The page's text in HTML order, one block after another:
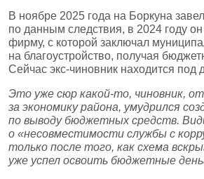
В ноябре 2025 года на Боркуна
по данным следствия, в 2024 году
фирму, с которой заключал
на благоустройство, получая
Сейчас экс‑чиновник находится
Это уже сюр какой‑то, чиновник,
за экономику района, умудрился
по выводу бюджетных средств.
о «несовместимости службы с
только после того, как схема
уже успел освоить бюджетные